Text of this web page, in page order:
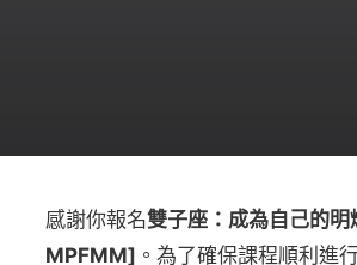
感謝你報名雙子座：成為自己的
MPFMM] 。為了確保課程順利進